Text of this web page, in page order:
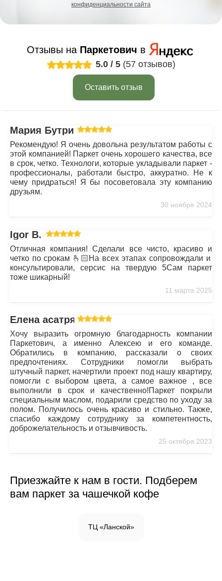
конфиденциальности сайта
Отзывы на Паркетович в
5.0 / 5 (57 отзывов)
Оставить отзыв
Мария Бутрим
Рекомендую! Я очень довольна результатом работы с
этой компанией! Паркет очень хорошего качества, все
в срок, четко. Технологи, которые укладывали паркет -
профессионалы, работали быстро, аккуратно. Не к
чему придраться! Я бы посоветовала эту компанию
друзьям.
30 ноября 2024
Igor B.
Отличная компания! Сделали все чисто, красиво и
четко по срокам 🫰🏻На всех этапах сопровождали и
консультировали, серсис на твердую 5Сам паркет
тоже шикарный!
11 марта 2025
Елена асатрян
Хочу выразить огромную благодарность компании
Паркетович, а именно Алексею и его команде.
Обратились в компанию, рассказали о своих
предпочтениях. Сотрудники помогли выбрать
штучный паркет, начертили проект под нашу квартиру,
помогли с выбором цвета, а самое важное , все
выполнили в срок и качественно!Паркет покрыли
специальным маслом, подарили средство по уходу за
полом. Получилось очень красиво и стильно. Также,
спасибо каждому сотруднику за компетентность,
доброжелательность и отзывчивость.
25 октября 2023
Приезжайте к нам в гости. Подберем
вам паркет за чашечкой кофе
ТЦ «Ланской»